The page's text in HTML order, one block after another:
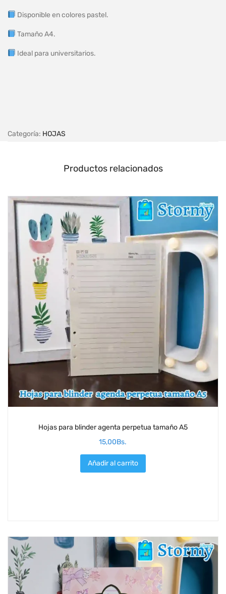
Disponible en colores pastel.
Tamaño A4.
Ideal para universitarios.
Categoría: HOJAS
Productos relacionados
Hojas para blinder agenta perpetua tamaño A5
15,00Bs.
Añadir al carrito